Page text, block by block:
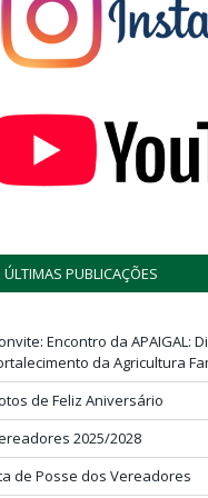
ÚLTIMAS PUBLICAÇÕES
Encontro da APAIGAL:
da Agricultura
de Feliz Aniversário
2025/2028
de Posse dos Vereadores